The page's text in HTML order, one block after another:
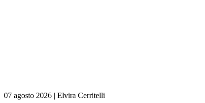
07 agosto 2026 | Elvira Cerritelli